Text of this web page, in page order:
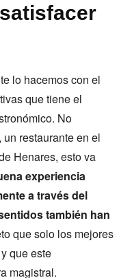
lo hacemos con el
que tiene el
No
, un restaurante en el
Henares, esto va
experiencia
a través del
también han
que solo los mejores
que este
magistral.